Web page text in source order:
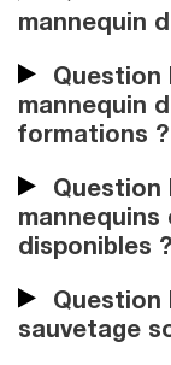
mannequin
Question
mannequin
formations ?
Question
mannequins
disponibles ?
Question
sauvetage